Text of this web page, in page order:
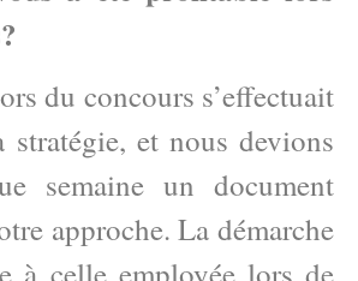
du concours s’effectuait
et nous devions
semaine un document
approche. La démarche